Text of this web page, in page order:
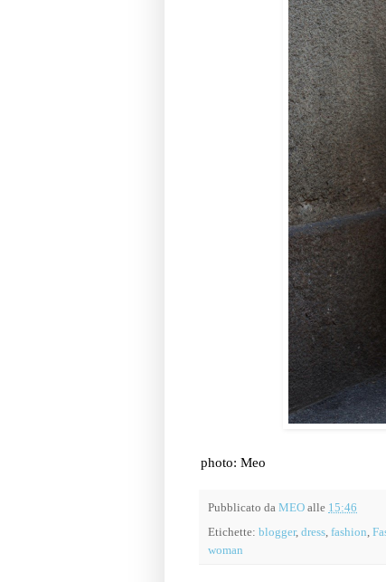
photo: Meo
Pubblicato da MEO alle 15:46
Etichette: blogger, dress, fashion,
woman